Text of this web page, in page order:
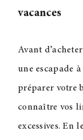
vacances
Avant
une escapade
préparer votre
connaître vos
excessives. En